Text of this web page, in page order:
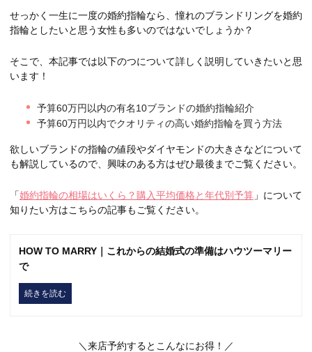
せっかく一生に一度の婚約指輪なら、憧れのブランドリングを婚約
指輪としたいと思う女性も多いのではないでしょうか？
そこで、本記事では以下のつについて詳しく説明していきたいと思
います！
予算60万円以内の有名10ブランドの婚約指輪紹介
予算60万円以内でクオリティの高い婚約指輪を買う方法
欲しいブランドの指輪の値段やダイヤモンドの大きさなどについて
も解説しているので、興味のある方はぜひ最後までご覧ください。
「婚約指輪の相場はいくら？購入平均価格と年代別予算 」について
知りたい方はこちらの記事もご覧ください。
HOW TO MARRY｜これからの結婚式の準備はハウツーマリー
で
続きを読む
＼来店予約するとこんなにお得！／